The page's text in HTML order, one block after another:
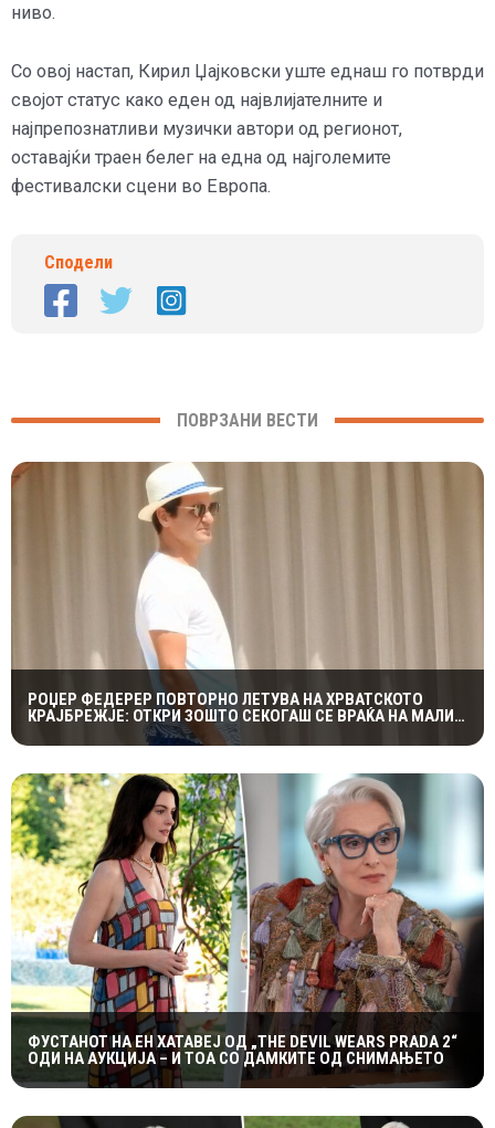
ниво.
Со овој настап, Кирил Џајковски уште еднаш го потврди
својот статус како еден од највлијателните и
најпрепознатливи музички автори од регионот,
оставајќи траен белег на една од најголемите
фестивалски сцени во Европа.
Сподели
ПОВРЗАНИ ВЕСТИ
РОЏЕР ФЕДЕРЕР ПОВТОРНО ЛЕТУВА НА ХРВАТСКОТО
КРАЈБРЕЖЈЕ: ОТКРИ ЗОШТО СЕКОГАШ СЕ ВРАЌА НА МАЛИ
ФУСТАНОТ НА ЕН ХАТАВЕЈ ОД „THE DEVIL WEARS PRADA 2“
ОДИ НА АУКЦИЈА – И ТОА СО ДАМКИТЕ ОД СНИМАЊЕТО